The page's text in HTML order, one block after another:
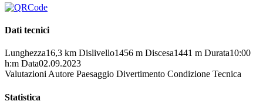
Dati tecnici
Lunghezza16,3 km Dislivello1456 m Discesa1441 m Durata10:00
h:m Data02.09.2023
Valutazioni Autore Paesaggio Divertimento Condizione Tecnica
Statistica